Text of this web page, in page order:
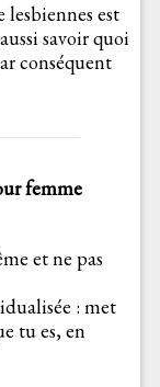
lesbiennes est
savoir quoi
conséquent
femme
et ne pas
: met
tu es, en